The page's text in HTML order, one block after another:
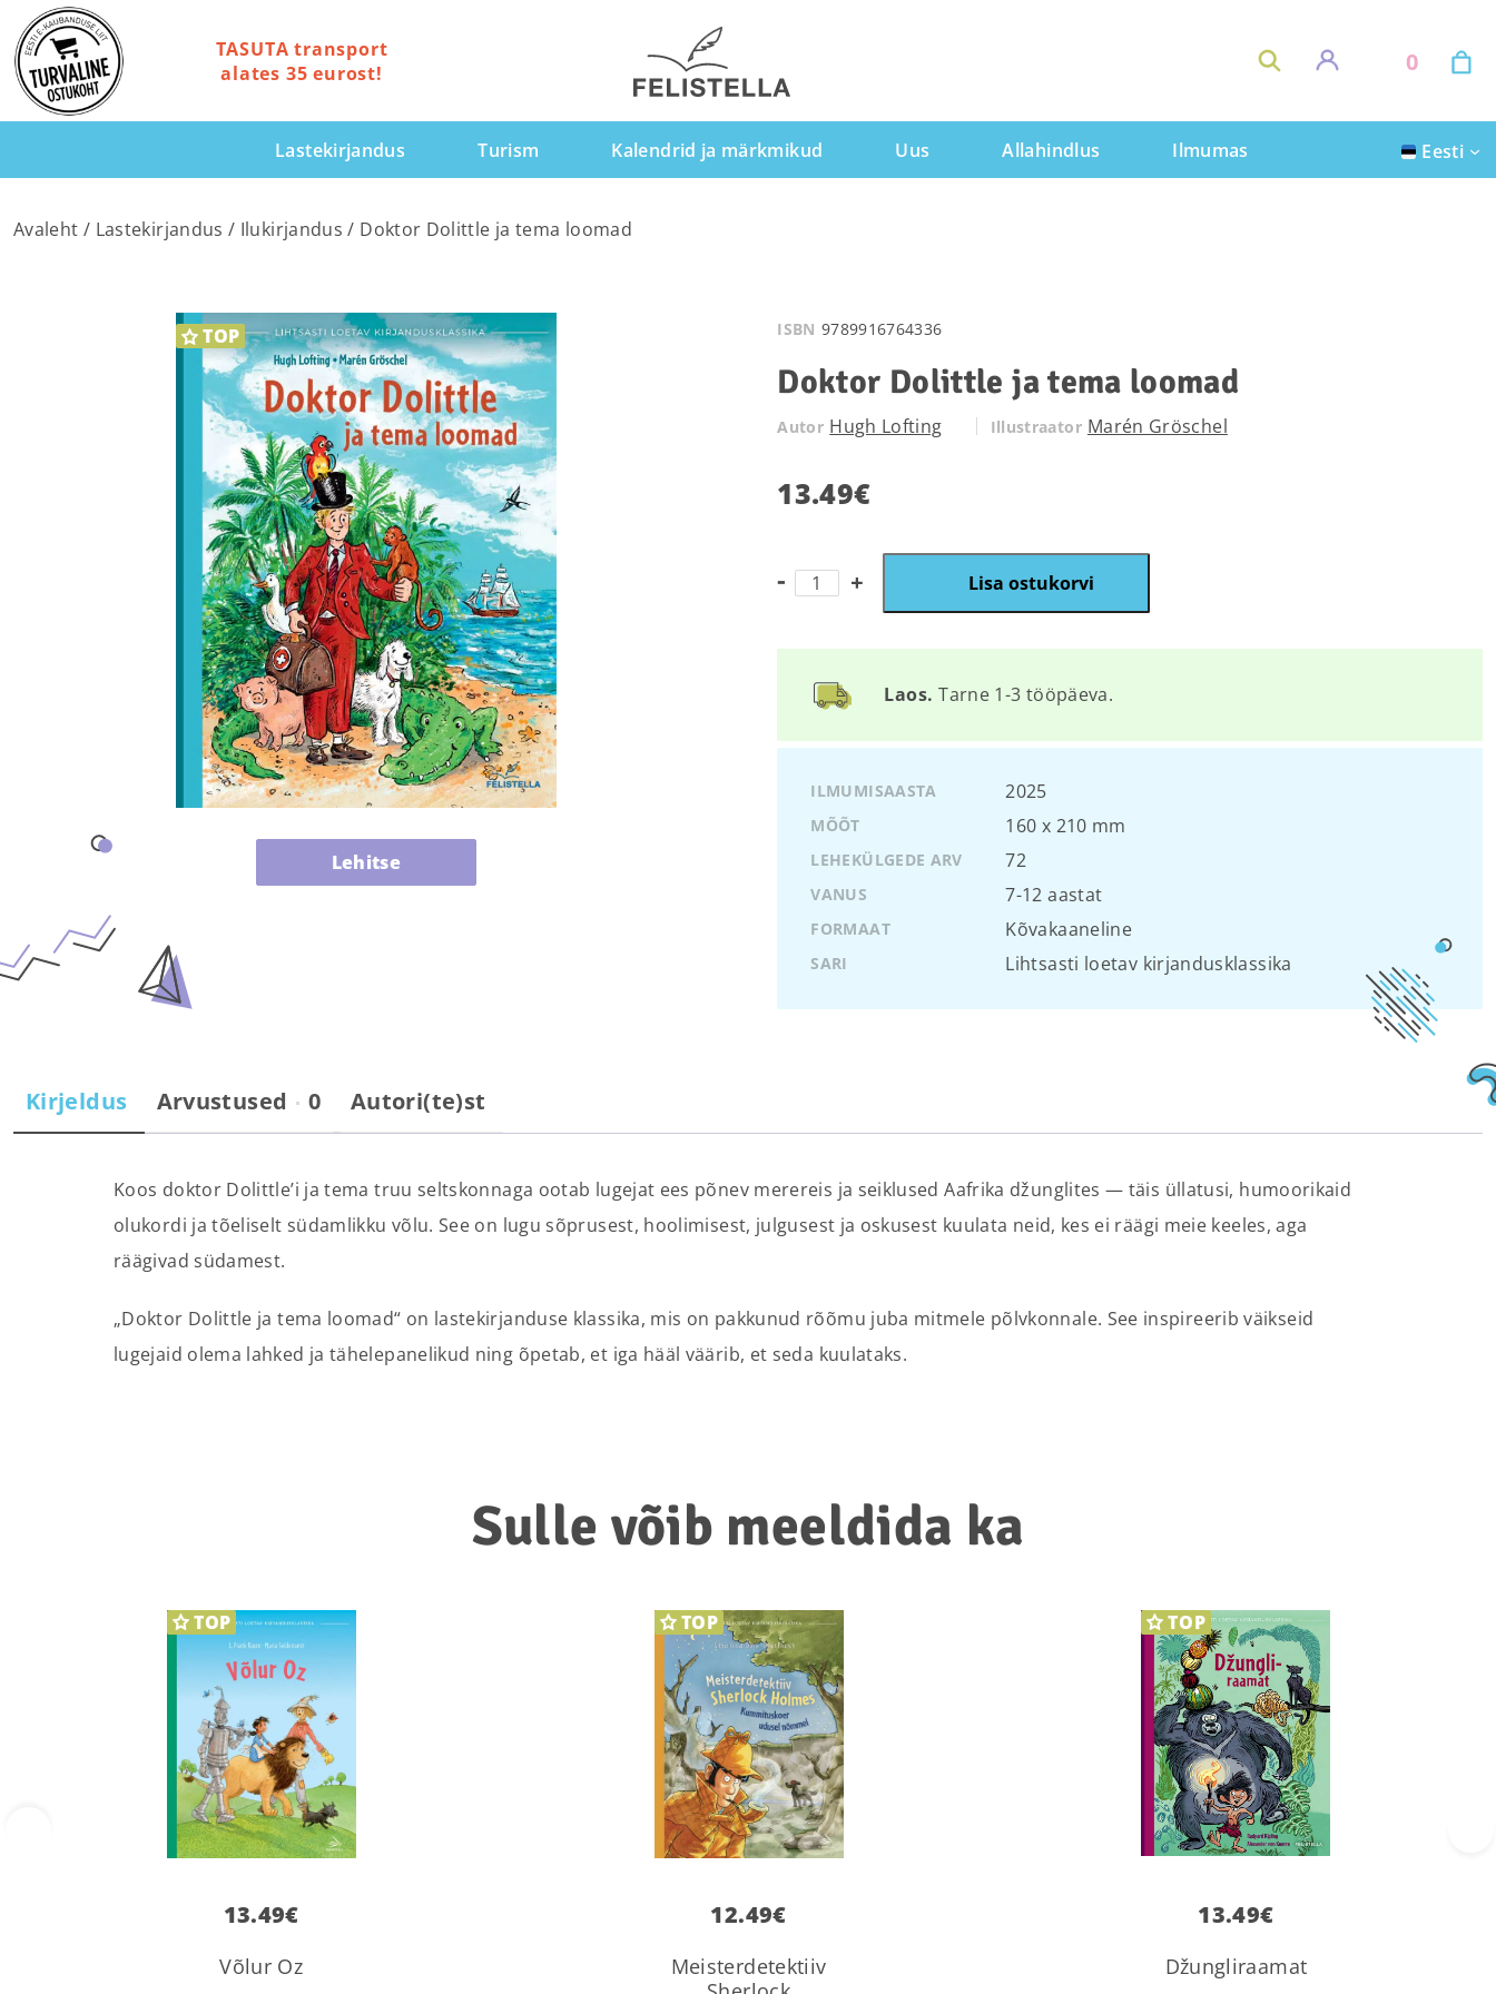
TASUTA transport
alates 35 eurost!
0
Lastekirjandus Turism Kalendrid ja märkmikud Uus Allahindlus Ilmumas Eesti
Avaleht / Lastekirjandus / Ilukirjandus / Doktor Dolittle ja tema loomad
TOP
Lehitse
ISBN 9789916764336
Doktor Dolittle ja tema loomad
Autor Hugh Lofting Illustraator Marén Gröschel
13.49€
Doktor
Dolittle
tema
kogus
Lisa ostukorvi
Laos. Tarne 1-3 tööpäeva.
ILMUMISAASTA 2025
MÕÕT 160 х 210 mm
LEHEKÜLGEDE ARV 72
VANUS 7-12 aastat
FORMAAT Kõvakaaneline
SARI Lihtsasti loetav kirjandusklassika
Kirjeldus Arvustused 0 Autori(te)st
Koos doktor Dolittle’i ja tema truu seltskonnaga ootab lugejat ees põnev merereis ja seiklused Aafrika džunglites — täis üllatusi, humoorikaid
olukordi ja tõeliselt südamlikku võlu. See on lugu sõprusest, hoolimisest, julgusest ja oskusest kuulata neid, kes ei räägi meie keeles, aga
räägivad südamest.
„Doktor Dolittle ja tema loomad“ on lastekirjanduse klassika, mis on pakkunud rõõmu juba mitmele põlvkonnale. See inspireerib väikseid
lugejaid olema lahked ja tähelepanelikud ning õpetab, et iga hääl väärib, et seda kuulataks.
Sulle võib meeldida ka
TOP
13.49€
Võlur Oz
TOP
12.49€
Meisterdetektiiv
TOP
13.49€
Džungliraamat